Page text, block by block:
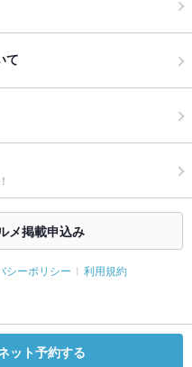
て
メ掲載申込み
シーポリシー 利用規約
ット予約する